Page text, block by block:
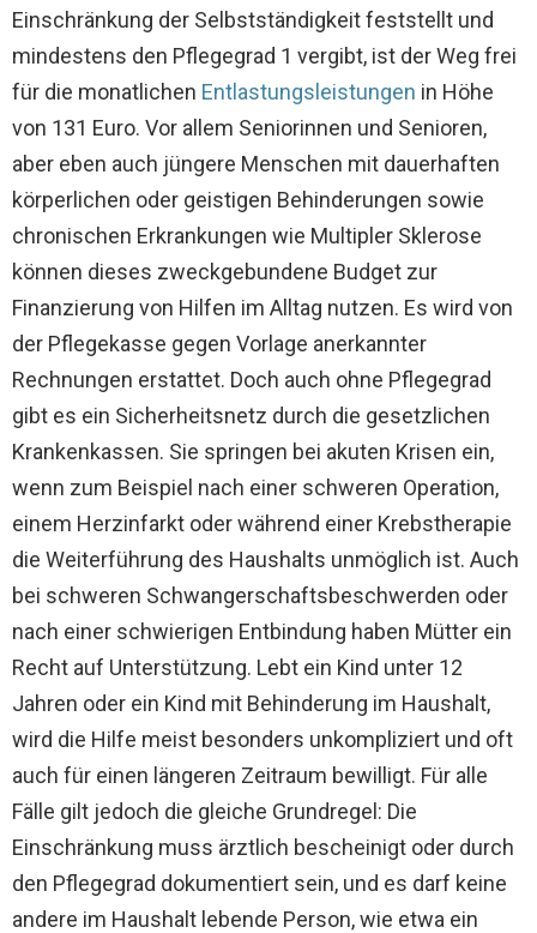
Einschränkung der Selbstständigkeit feststellt und
mindestens den Pflegegrad 1 vergibt, ist der Weg frei
für die monatlichen Entlastungsleistungen in Höhe
von 131 Euro. Vor allem Seniorinnen und Senioren,
aber eben auch jüngere Menschen mit dauerhaften
körperlichen oder geistigen Behinderungen sowie
chronischen Erkrankungen wie Multipler Sklerose
können dieses zweckgebundene Budget zur
Finanzierung von Hilfen im Alltag nutzen. Es wird von
der Pflegekasse gegen Vorlage anerkannter
Rechnungen erstattet. Doch auch ohne Pflegegrad
gibt es ein Sicherheitsnetz durch die gesetzlichen
Krankenkassen. Sie springen bei akuten Krisen ein,
wenn zum Beispiel nach einer schweren Operation,
einem Herzinfarkt oder während einer Krebstherapie
die Weiterführung des Haushalts unmöglich ist. Auch
bei schweren Schwangerschaftsbeschwerden oder
nach einer schwierigen Entbindung haben Mütter ein
Recht auf Unterstützung. Lebt ein Kind unter 12
Jahren oder ein Kind mit Behinderung im Haushalt,
wird die Hilfe meist besonders unkompliziert und oft
auch für einen längeren Zeitraum bewilligt. Für alle
Fälle gilt jedoch die gleiche Grundregel: Die
Einschränkung muss ärztlich bescheinigt oder durch
den Pflegegrad dokumentiert sein, und es darf keine
andere im Haushalt lebende Person, wie etwa ein